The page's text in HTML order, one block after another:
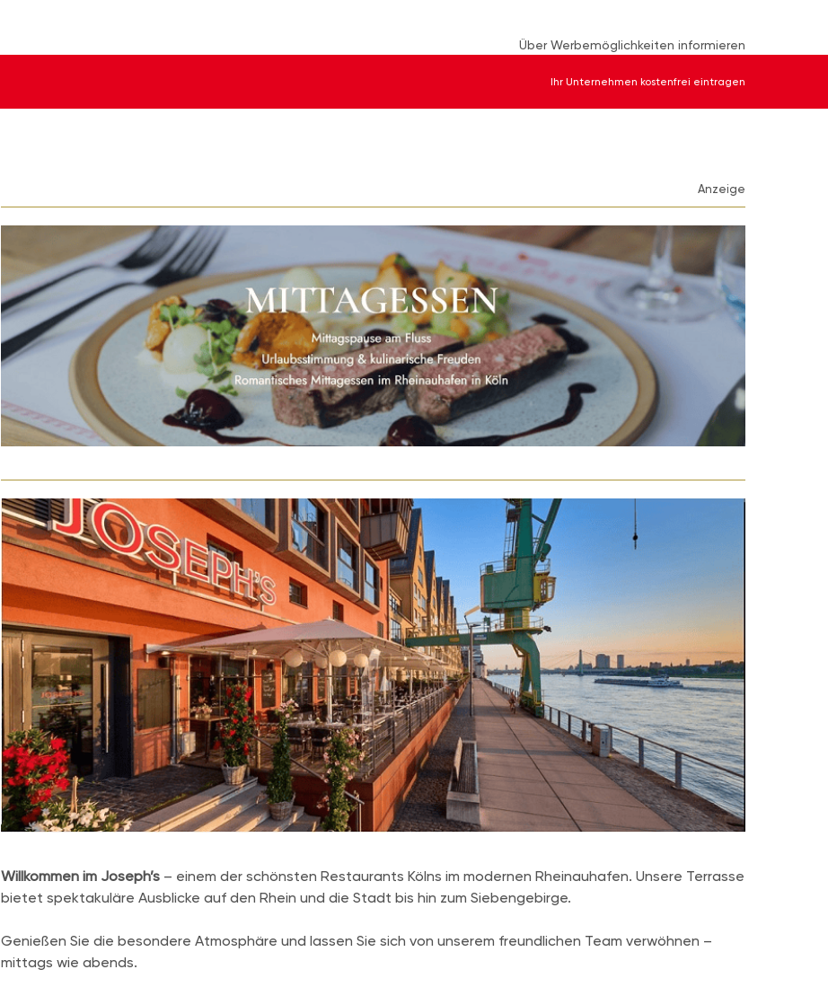
Über Werbemöglichkeiten informieren
Ihr Unternehmen kostenfrei eintragen
Anzeige
Willkommen im Joseph’s – einem der schönsten Restaurants Kölns im modernen Rheinauhafen. Unsere Terrasse
bietet spektakuläre Ausblicke auf den Rhein und die Stadt bis hin zum Siebengebirge.
Genießen Sie die besondere Atmosphäre und lassen Sie sich von unserem freundlichen Team verwöhnen –
mittags wie abends.